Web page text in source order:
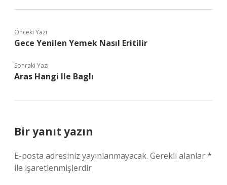
Önceki Yazı
Gece Yenilen Yemek Nasıl Eritilir
Sonraki Yazı
Aras Hangi Ile Baglı
Bir yanıt yazın
E-posta adresiniz yayınlanmayacak. Gerekli alanlar*
ile işaretlenmişlerdir